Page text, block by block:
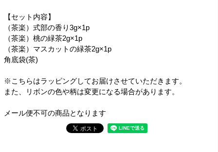
【セット内容】
（茶楽）式部の香り3g×1p
（茶楽）桃の緑茶2g×1p
（茶楽）マスカットの緑茶2g×1p
角底袋(茶)
※こちらはラッピングしてお届けさせていただきます。
また、リボンの色や柄は変更になる場合があります。
メール便不可の商品となります